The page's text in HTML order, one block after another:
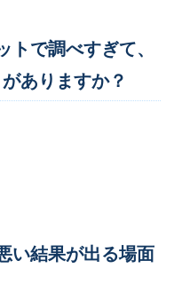
トで調べすぎて、
ありますか？
い結果が出る場面